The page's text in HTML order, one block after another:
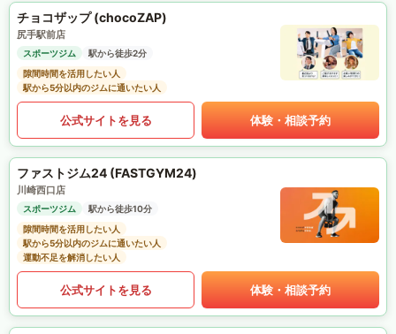
チョコザップ (chocoZAP)
尻手駅前店
スポーツジム
駅から徒歩2分
隙間時間を活用したい人
駅から5分以内のジムに通いたい人
公式サイトを見る 体験・相談予約
ファストジム24 (FASTGYM24)
川崎西口店
スポーツジム
駅から徒歩10分
隙間時間を活用したい人
駅から5分以内のジムに通いたい人
運動不足を解消したい人
公式サイトを見る 体験・相談予約